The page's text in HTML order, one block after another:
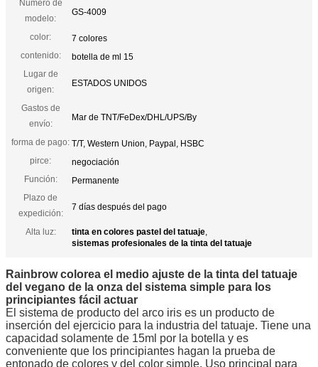
Número de
modelo:
GS-4009
color:
7 colores
contenido:
botella de ml 15
Lugar de
origen:
ESTADOS UNIDOS
Gastos de
envío:
Mar de TNT/FeDex/DHL/UPS/By
forma de pago: T/T, Western Union, Paypal, HSBC
pirce:
negociación
Función:
Permanente
Plazo de
expedición:
7 días después del pago
Alta luz: tinta en colores pastel del tatuaje,
sistemas profesionales de la tinta del tatuaje
Rainbrow colorea el medio ajuste de la tinta del tatuaje
del vegano de la onza del sistema simple para los
principiantes fácil actuar
El sistema de producto del arco iris es un producto de
inserción del ejercicio para la industria del tatuaje. Tiene una
capacidad solamente de 15ml por la botella y es
conveniente que los principiantes hagan la prueba de
entonado de colores y del color simple. Uso principal para